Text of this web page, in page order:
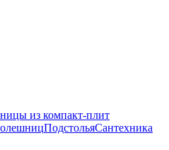
из компакт-плит
ПодстольяСантехника